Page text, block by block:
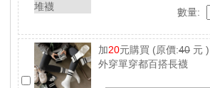
數量:
加20元購買 (原價:40 元 )
外穿單穿都百搭長襪